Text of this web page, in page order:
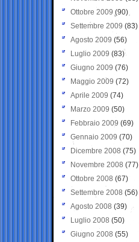
Ottobre 2009 (90)
Settembre 2009 (83)
Agosto 2009 (56)
Luglio 2009 (83)
Giugno 2009 (76)
Maggio 2009 (72)
Aprile 2009 (74)
Marzo 2009 (50)
Febbraio 2009 (69)
Gennaio 2009 (70)
Dicembre 2008 (75)
Novembre 2008 (77)
Ottobre 2008 (67)
Settembre 2008 (56)
Agosto 2008 (39)
Luglio 2008 (50)
Giugno 2008 (55)